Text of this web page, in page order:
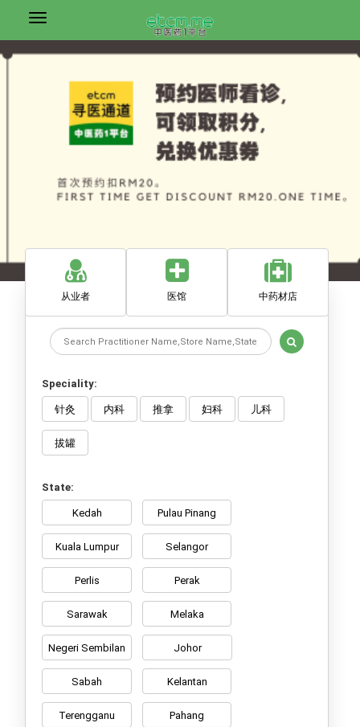
从业者 医馆 中药材店
Speciality:
针灸 内科 推拿 妇科 儿科
拔罐
State:
Kedah Pulau Pinang
Kuala Lumpur Selangor
Perlis Perak
Sarawak Melaka
Negeri Sembilan Johor
Sabah Kelantan
Terengganu Pahang